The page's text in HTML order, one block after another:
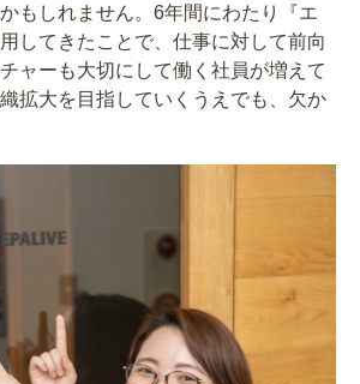
もしれません。6年間にわたり『エ
してきたことで、仕事に対して前向
ャーも大切にして働く社員が増えて
拡大を目指していくうえでも、欠か